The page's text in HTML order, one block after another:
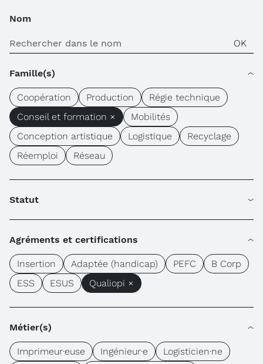
Nom
Famille(s)
Coopération Production
Régie technique
Conseil et formation ×
Mobilités
Conception artistique
Logistique
Recyclage
Réemploi
Réseau
Statut
Agréments et certifications
Insertion Adaptée (handicap) PEFC
B Corp
ESS
ESUS Qualiopi ×
Métier(s)
Imprimeur·euse Ingénieur·e
Logisticien·ne